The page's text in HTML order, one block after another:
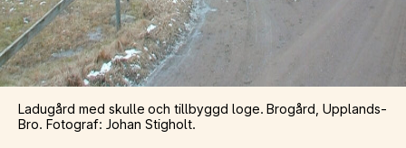
Ladugård med skulle och tillbyggd loge. Brogård, Upplands-
Bro. Fotograf: Johan Stigholt.